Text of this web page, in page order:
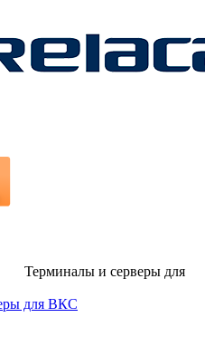
Терминалы и серверы для
для ВКС